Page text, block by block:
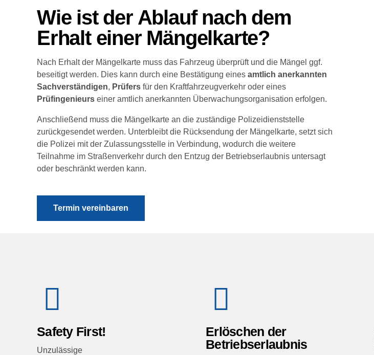
Wie ist der Ablauf nach dem
Erhalt einer Mängelkarte?
Nach Erhalt der Mängelkarte muss das Fahrzeug überprüft und die Mängel ggf.
beseitigt werden. Dies kann durch eine Bestätigung eines amtlich anerkannten
Sachverständigen, Prüfers für den Kraftfahrzeugverkehr oder eines
Prüfingenieurs einer amtlich anerkannten Überwachungsorganisation erfolgen.
Anschließend muss die Mängelkarte an die zuständige Polizeidienststelle
zurückgesendet werden. Unterbleibt die Rücksendung der Mängelkarte, setzt sich
die Polizei mit der Zulassungsstelle in Verbindung, wodurch die weitere
Teilnahme im Straßenverkehr durch den Entzug der Betriebserlaubnis untersagt
oder beschränkt werden kann.
Termin vereinbaren
Safety First!
Unzulässige
Erlöschen der
Betriebserlaubnis